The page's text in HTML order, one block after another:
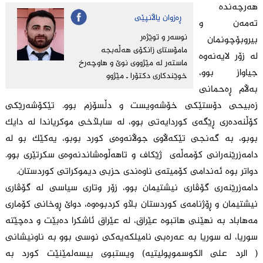
ڕەزوان یاڵانپێی
نوسه‌ر و توێژه‌ر
مامۆستای زانكۆى هه‌ڵه‌بجه‌
ماسته‌ر له‌ مێژووی نوێ و هاوچه‌رخ
خوێندكاری دكتۆرا ـ مێژوو
هەرچەنده
تەمەن و
بیروبۆچونمان
لە زۆر لایەنەوە
جیاواز بوو،
بەڵام ڕەحمانی
زەبیحی دۆستێکی خۆشەویست و دڵسۆزم بوو. تێکۆشەرێکی
کۆڵنەدەری ڕێگەی کوردایەتی بوو، لە سابڵاخی موکریاندا لە دایک
بوبو، بە گەنجی تێکەڵاوی جوڵانەوەی کورد بوبو، یەکێک بو لە
دامەزرێنەرانی کۆمەڵەی ژێکاف و تاهەڵوەشاندنەوەی سکرتێری بوو.
دواتر بوە ئەندامی کۆمیتەی ناوەندی حزبی دیموکراتی کوردستان.
دامەزرێنەری گۆڤاری نیشتیمان بوو، زۆر وتاری سیاسی لە گۆڤاری
نیشتیمان و ڕۆژنامەی کوردستان بڵاو کردبوەوە، دواێ ڕوخانی کۆماری
مەهاباد بە نهێنی هاتبوە عێراق، لە عێراق ئاشکرا دەبێت و دەچێتە
سوریا، لە سوریا بە عەرەبی نامیلکەیەکی نوسی بوو بە ناونیشانی
( الرد علی الکوسموپولیتیە) ویستبوی بیسەلمێنێت کورد بە